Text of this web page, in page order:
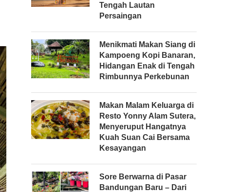
Tengah Lautan
Persaingan
Menikmati Makan Siang di
Kampoeng Kopi Banaran,
Hidangan Enak di Tengah
Rimbunnya Perkebunan
Makan Malam Keluarga di
Resto Yonny Alam Sutera,
Menyeruput Hangatnya
Kuah Suan Cai Bersama
Kesayangan
Sore Berwarna di Pasar
Bandungan Baru – Dari